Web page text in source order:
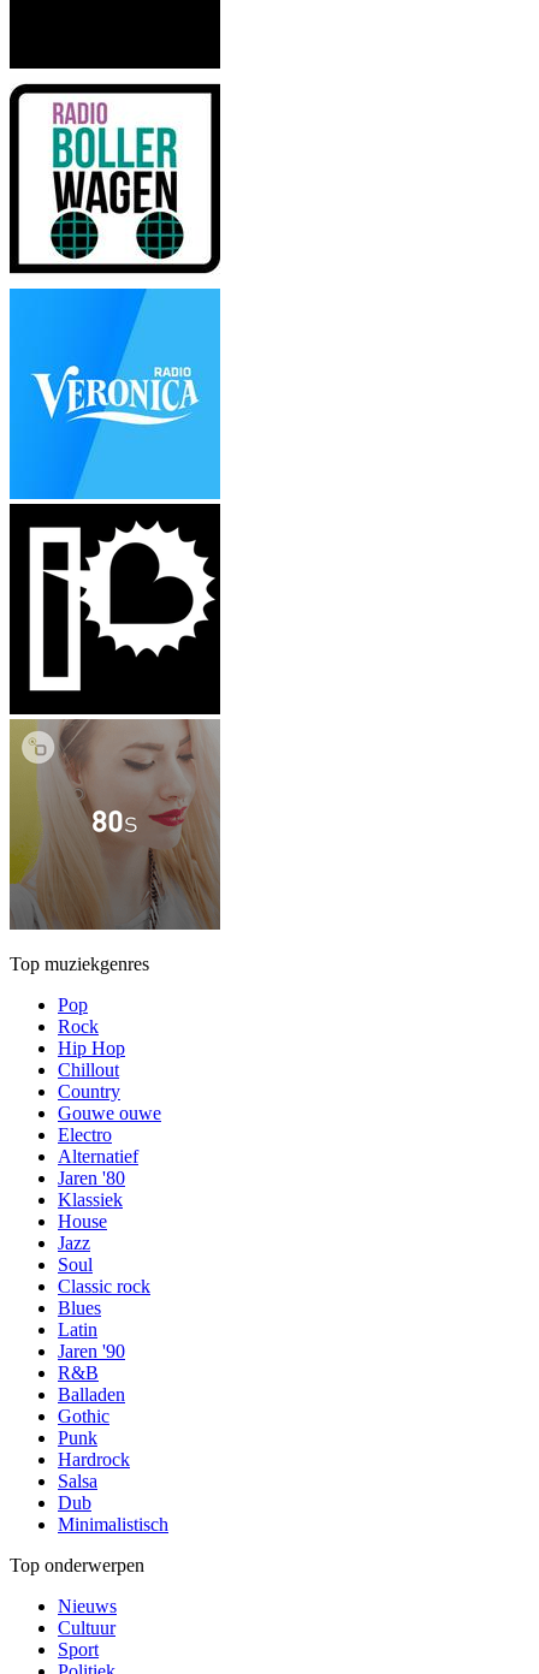
Top muziekgenres
Pop
Rock
Hip Hop
Chillout
Country
Gouwe ouwe
Electro
Alternatief
Jaren '80
Klassiek
House
Jazz
Soul
Classic rock
Blues
Latin
Jaren '90
R&B
Balladen
Gothic
Punk
Hardrock
Salsa
Dub
Minimalistisch
Top onderwerpen
Nieuws
Cultuur
Sport